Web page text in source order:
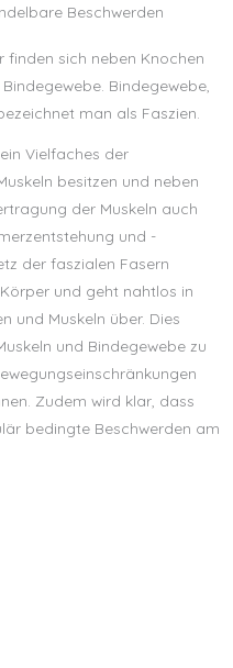
Beschwerden
finden sich neben Knochen
Bindegewebe,
man als Faszien.
Vielfaches der
besitzen und neben
der Muskeln auch
und -
der faszialen Fasern
und geht nahtlos in
und Muskeln über. Dies
und Bindegewebe zu
Zudem wird klar, dass
bedingte Beschwerden am